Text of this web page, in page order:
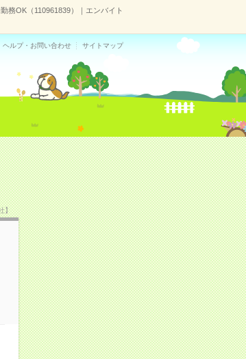
務OK（110961839）｜エンバイト
ヘルプ・お問い合わせ サイトマップ
】